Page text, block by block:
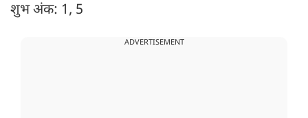
शुभ अंक: 1, 5
ADVERTISEMENT